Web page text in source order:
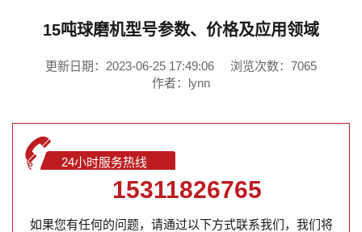
15吨球磨机型号参数、价格及应用领域
更新日期：2023-06-25 17:49:06
浏览次数：7065
作者：lynn
24小时服务热线
15311826765
如果您有任何的问题，请通过以下方式联系我们，我们将